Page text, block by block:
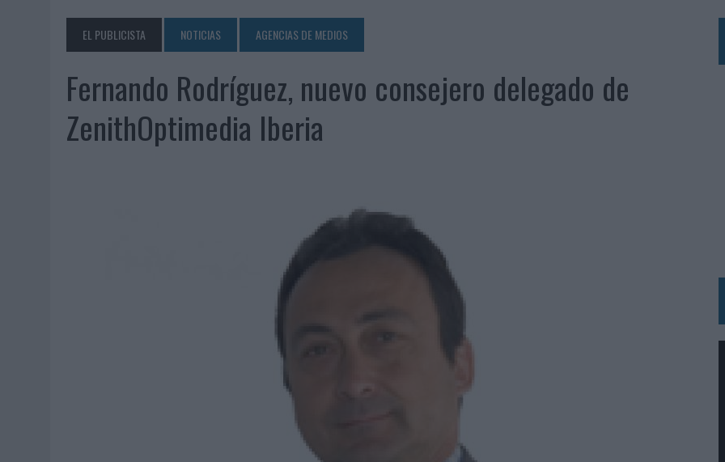
07/08/2026 | MG SPIRIT RELANZA SU MARCA CON UNA ESTRATEGIA 360º CENTRADA EN EL ORIGEN BARCELONÉS
PATRÓN CONVIERTE EL NUEVO SINGLE DE ARÓN PIPER EN UNA EXPERIENCIA DE MARCA EN IBIZA
07/08/2026 | EL VERANO PONE A PRUEBA LA ESTRATEGIA DIGITAL DE LAS MARCAS
07/08/2026
VUELING CONVIERTE LOS RECUERDOS EN SOUVENIRS CON IA
SIETE DE CADA DIEZ EMPRESAS ESPAÑOLAS NO INTEGRAN LA INFANCIA EN SU ESTRATEGIA
LA TELEVISIÓN SIGUE LIDERANDO EL CONSUMO DE MEDIOS EN VERANO Y SUPERA AL MÓVIL COMO DISPOSITIVO MÁS UTILIZADO
EL USO DE LA IA GENERATIVA ALCANZA YA AL 62% DE LOS ESPAÑOLES
SYSTEM1 NOMBRA A KIMBERLY BASTONI COMO NUEVA DIRECTORA COMERCIAL GLOBAL
FRIGO Y UNIQLO LANZAN UNA COLECCIÓN PERSONALIZABLE INSPIRADA EN CORNETTO, CALIPPO Y SOLERO
LA IA ESTÁ SUBIENDO EL LISTÓN DE LA CREATIVIDAD
FABRA COMUNICACIÓN INCORPORA A CASONÁ Y ASUME LA GESTIÓN DE SUS RELACIONES CON LOS MEDIOS
LOPESAN HOTELS & RESORTS ACERCA EL PARAÍSO CANARIO EN SU ÚLTIMA CAMPAÑA INTERNACIONAL
LUIS ARQUILLOS (BURGO DE ARIAS): “LA CONSTRUCCIÓN DE MARCA A LARGO PLAZO Y LA MEDICIÓN SON DOS CARAS DE LA MISMA
EL PUBLICISTA NOTICIAS AGENCIAS DE MEDIOS
Fernando Rodríguez, nuevo consejero delegado de
ZenithOptimedia Iberia